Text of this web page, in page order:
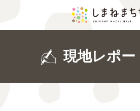
現地レポー